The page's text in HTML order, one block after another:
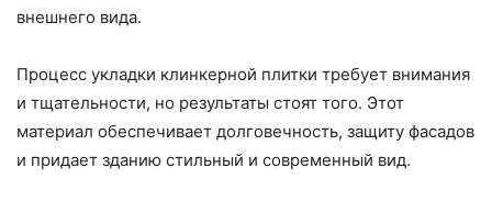
внешнего вида.
Процесс укладки клинкерной плитки требует внимания
и тщательности, но результаты стоят того. Этот
материал обеспечивает долговечность, защиту фасадов
и придает зданию стильный и современный вид.